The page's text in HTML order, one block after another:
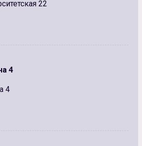
22
4
4